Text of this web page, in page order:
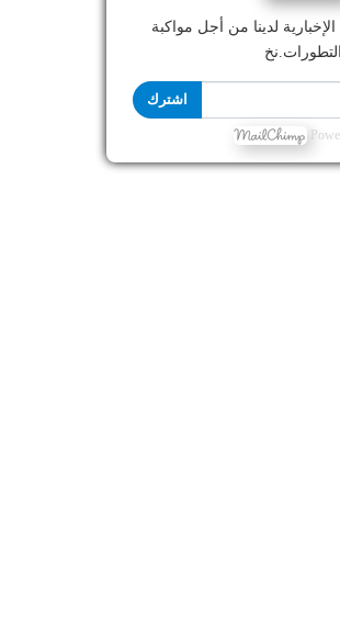
لدينا من أجل مواكبة
التطورات.نخ
اشترك